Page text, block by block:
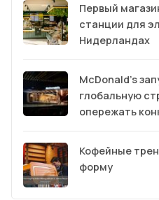
Первый
станции для
Нидерландах
McDonald’s
глобальную
опережать
Кофейные
форму